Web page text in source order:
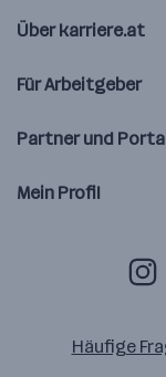
Über karriere.at
Für Arbeitgeber
Partner und
Mein Profil
Häufige